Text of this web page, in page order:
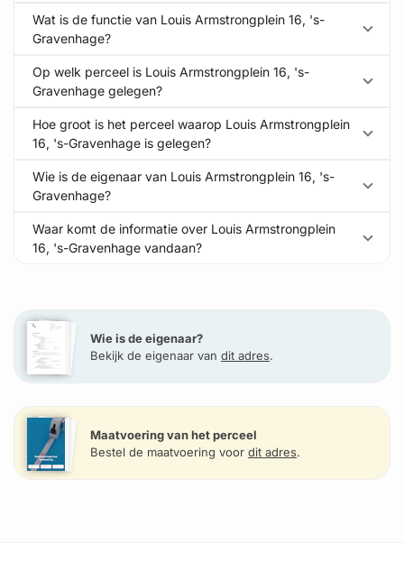
Wat is de functie van Louis Armstrongplein 16, 's-
Gravenhage?
Op welk perceel is Louis Armstrongplein 16, 's-
Gravenhage gelegen?
Hoe groot is het perceel waarop Louis Armstrongplein
16, 's-Gravenhage is gelegen?
Wie is de eigenaar van Louis Armstrongplein 16, 's-
Gravenhage?
Waar komt de informatie over Louis Armstrongplein
16, 's-Gravenhage vandaan?
Wie is de eigenaar?
Bekijk de eigenaar van dit adres.
Maatvoering van het perceel
Bestel de maatvoering voor dit adres.